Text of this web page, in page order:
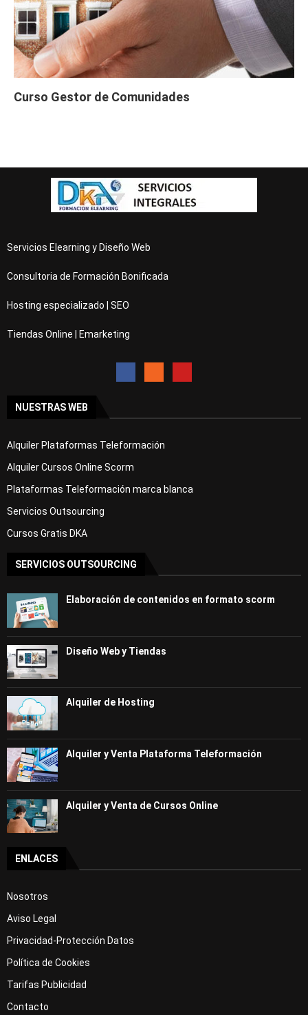
Curso Gestor de Comunidades
Servicios Elearning y Diseño Web
Consultoria de Formación Bonificada
Hosting especializado | SEO
Tiendas Online | Emarketing
NUESTRAS WEB
Alquiler Plataformas Teleformación
Alquiler Cursos Online Scorm
Plataformas Teleformación marca blanca
Servicios Outsourcing
Cursos Gratis DKA
SERVICIOS OUTSOURCING
Elaboración de contenidos en formato scorm
Diseño Web y Tiendas
Alquiler de Hosting
Alquiler y Venta Plataforma Teleformación
Alquiler y Venta de Cursos Online
ENLACES
Nosotros
Aviso Legal
Privacidad-Protección Datos
Política de Cookies
Tarifas Publicidad
Contacto